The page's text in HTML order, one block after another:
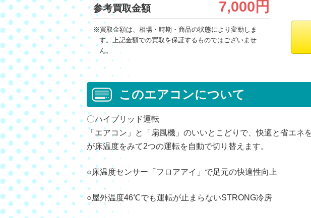
参考買取金額 7,000円
※買取金額は、相場・時期・商品の状態により変動しま
す。上記金額での買取を保証するものではございませ
ん。
このエアコンについて
〇ハイブリッド運転
「エアコン」と「扇風機」のいいとこどりで、快適と省エネ
が床温度をみて2つの運転を自動で切り替えます。
○床温度センサー「フロアアイ」で足元の快適性向上
○屋外温度46℃でも運転が止まらないSTRONG冷房